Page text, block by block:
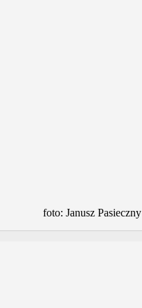
foto: Janusz Pasieczny